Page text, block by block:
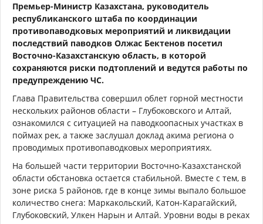
Премьер-Министр Казахстана, руководитель
республиканского штаба по координации
противопаводковых мероприятий и ликвидации
последствий паводков Олжас Бектенов посетил
Восточно-Казахстанскую область, в которой
сохраняются риски подтоплений и ведутся работы по
предупреждению ЧС.
Глава Правительства совершил облет горной местности
нескольких районов области – Глубоковского и Алтай,
ознакомился с ситуацией на паводкоопасных участках в
поймах рек, а также заслушал доклад акима региона о
проводимых противопаводковых мероприятиях.
На большей части территории Восточно-Казахстанской
области обстановка остается стабильной. Вместе с тем, в
зоне риска 5 районов, где в конце зимы выпало большое
количество снега: Маркакольский, Катон-Карагайский,
Глубоковский, Улкен Нарын и Алтай. Уровни воды в реках